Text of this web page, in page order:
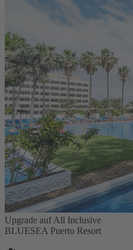
Upgrade auf All Inclusive
BLUESEA Puerto Resort